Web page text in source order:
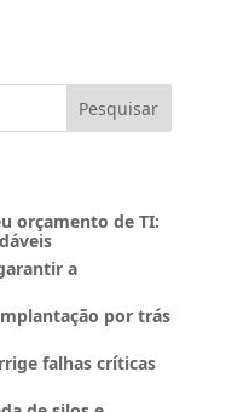
Pesquisar
orçamento de TI:
a
por trás
falhas críticas